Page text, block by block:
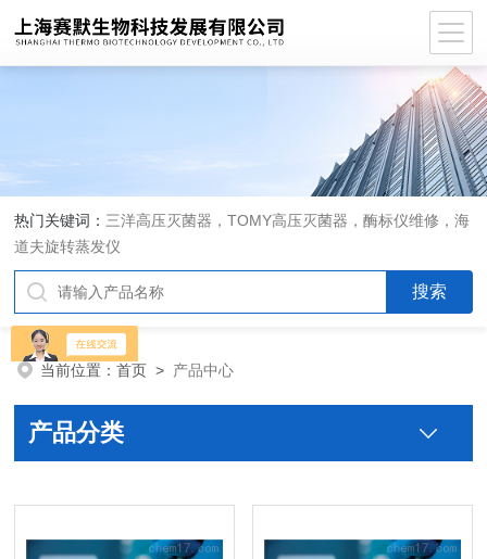
热门关键词： 三洋高压灭菌器，TOMY高压灭菌器，酶标仪维修，海
道夫旋转蒸发仪
当前位置：首页 > 产品中心
产品分类